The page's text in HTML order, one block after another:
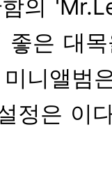
의
은 대
니앨범
정은 이